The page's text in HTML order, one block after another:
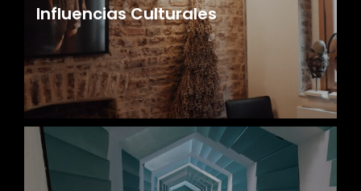
Influencias Culturales